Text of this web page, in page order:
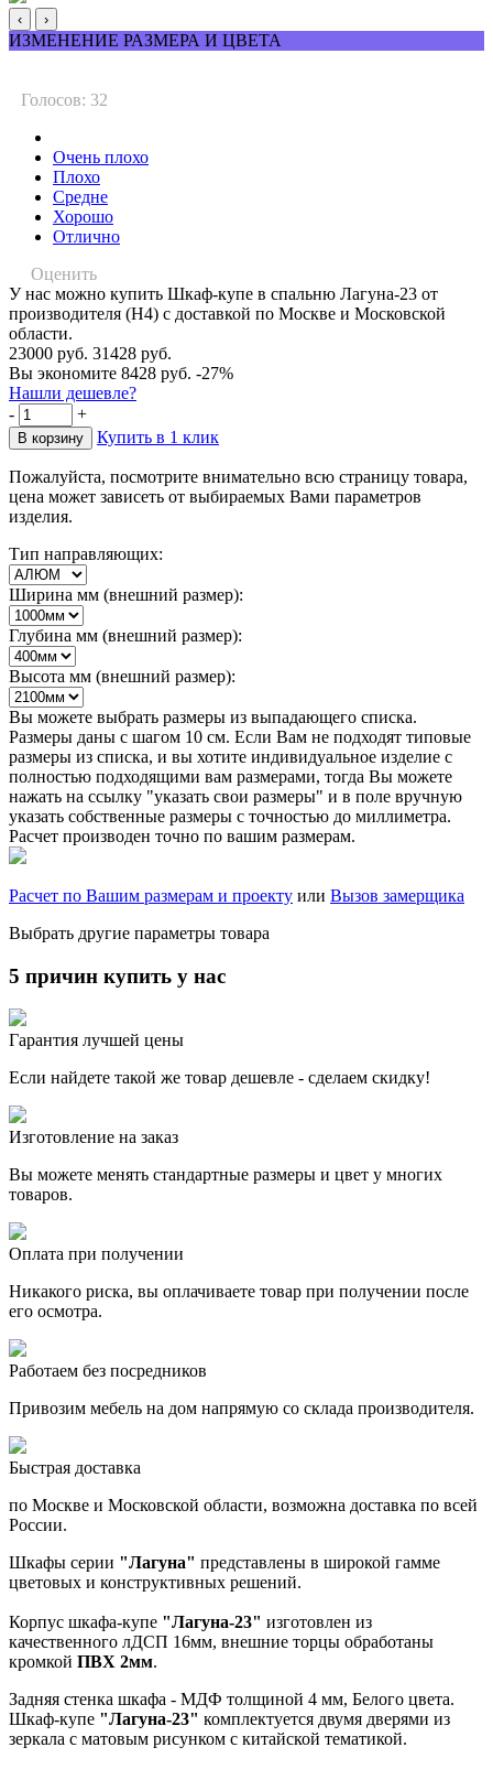
‹ ›
ИЗМЕНЕНИЕ РАЗМЕРА И ЦВЕТА
Голосов: 32
Очень плохо
Плохо
Средне
Хорошо
Отлично
Оценить
У нас можно купить Шкаф-купе в спальню Лагуна-23 от
производителя (Н4) с доставкой по Москве и Московской
области.
23000 руб. 31428 руб.
Вы экономите 8428 руб. -27%
Нашли дешевле?
-
+
Купить в 1 клик
Пожалуйста, посмотрите внимательно всю страницу товара,
цена может зависеть от выбираемых Вами параметров
изделия.
Тип направляющих:
Ширина мм (внешний размер):
Глубина мм (внешний размер):
Высота мм (внешний размер):
Вы можете выбрать размеры из выпадающего списка.
Размеры даны с шагом 10 см. Если Вам не подходят типовые
размеры из списка, и вы хотите индивидуальное изделие с
полностью подходящими вам размерами, тогда Вы можете
нажать на ссылку "указать свои размеры" и в поле вручную
указать собственные размеры с точностью до миллиметра.
Расчет производен точно по вашим размерам.
Расчет по Вашим размерам и проекту или Вызов замерщика
Выбрать другие параметры товара
5 причин купить у нас
Гарантия лучшей цены
Если найдете такой же товар дешевле - сделаем скидку!
Изготовление на заказ
Вы можете менять стандартные размеры и цвет у многих
товаров.
Оплата при получении
Никакого риска, вы оплачиваете товар при получении после
его осмотра.
Работаем без посредников
Привозим мебель на дом напрямую со склада производителя.
Быстрая доставка
по Москве и Московской области, возможна доставка по всей
России.
Шкафы серии "Лагуна" представлены в широкой гамме
цветовых и конструктивных решений.
Корпус шкафа-купе "Лагуна-23" изготовлен из
качественного лДСП 16мм, внешние торцы обработаны
кромкой ПВХ 2мм.
Задняя стенка шкафа - МДФ толщиной 4 мм, Белого цвета.
Шкаф-купе "Лагуна-23" комплектуется двумя дверями из
зеркала с матовым рисунком с китайской тематикой.